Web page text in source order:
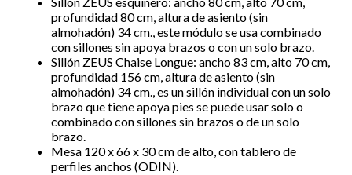
profundidad 80 cm, altura de asiento (sin
almohadón) 34 cm., este módulo se usa combinado
con sillones sin apoya brazos o con un solo brazo.
Sillón ZEUS Chaise Longue: ancho 83 cm, alto 70 cm,
profundidad 156 cm, altura de asiento (sin
almohadón) 34 cm., es un sillón individual con un solo
brazo que tiene apoya pies se puede usar solo o
combinado con sillones sin brazos o de un solo
brazo.
Mesa 120 x 66 x 30 cm de alto, con tablero de
perfiles anchos (ODIN).